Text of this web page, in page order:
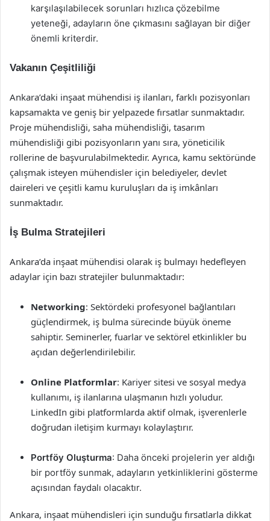
karşılaşılabilecek sorunları hızlıca çözebilme
yeteneği, adayların öne çıkmasını sağlayan bir diğer
önemli kriterdir.
Vakanın Çeşitliliği
Ankara’daki inşaat mühendisi iş ilanları, farklı pozisyonları
kapsamakta ve geniş bir yelpazede fırsatlar sunmaktadır.
Proje mühendisliği, saha mühendisliği, tasarım
mühendisliği gibi pozisyonların yanı sıra, yöneticilik
rollerine de başvurulabilmektedir. Ayrıca, kamu sektöründe
çalışmak isteyen mühendisler için belediyeler, devlet
daireleri ve çeşitli kamu kuruluşları da iş imkânları
sunmaktadır.
İş Bulma Stratejileri
Ankara’da inşaat mühendisi olarak iş bulmayı hedefleyen
adaylar için bazı stratejiler bulunmaktadır:
Networking: Sektördeki profesyonel bağlantıları
güçlendirmek, iş bulma sürecinde büyük öneme
sahiptir. Seminerler, fuarlar ve sektörel etkinlikler bu
açıdan değerlendirilebilir.
Online Platformlar: Kariyer sitesi ve sosyal medya
kullanımı, iş ilanlarına ulaşmanın hızlı yoludur.
LinkedIn gibi platformlarda aktif olmak, işverenlerle
doğrudan iletişim kurmayı kolaylaştırır.
Portföy Oluşturma: Daha önceki projelerin yer aldığı
bir portföy sunmak, adayların yetkinliklerini gösterme
açısından faydalı olacaktır.
Ankara, inşaat mühendisleri için sunduğu fırsatlarla dikkat